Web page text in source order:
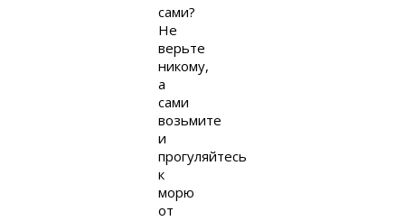
сами?
Не
верьте
никому,
а
сами
возьмите
и
прогуляйтесь
к
морю
от